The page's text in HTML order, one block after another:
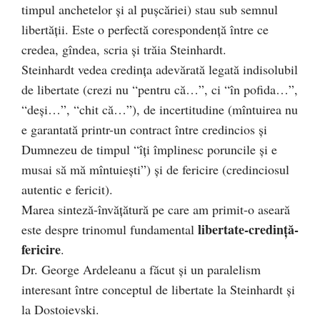
timpul anchetelor şi al puşcăriei) stau sub semnul
libertăţii. Este o perfectă corespondenţă între ce
credea, gîndea, scria şi trăia Steinhardt.
Steinhardt vedea credinţa adevărată legată indisolubil
de libertate (crezi nu “pentru că…”, ci “în pofida…”,
“deşi…”, “chit că…”), de incertitudine (mîntuirea nu
e garantată printr-un contract între credincios şi
Dumnezeu de timpul “îţi împlinesc poruncile şi e
musai să mă mîntuieşti”) şi de fericire (credinciosul
autentic e fericit).
Marea sinteză-învăţătură pe care am primit-o aseară
este despre trinomul fundamental libertate-credinţă-
fericire.
Dr. George Ardeleanu a făcut şi un paralelism
interesant între conceptul de libertate la Steinhardt şi
la Dostoievski.